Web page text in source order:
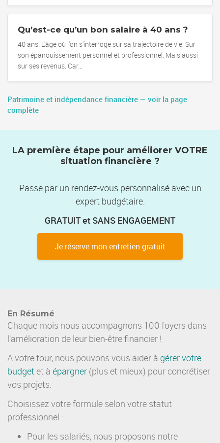
Qu’est-ce qu’un bon salaire à 40 ans ?
40 ans. L'âge où l'on s'interroge sur sa trajectoire de vie. Sur
son épanouissement personnel et professionnel. Mais aussi
sur ses revenus. Car…
Patrimoine et indépendance financière — voir la page
complète
LA première étape pour améliorer VOTRE
situation financière ?
Passe par un rendez-vous personnalisé avec un
expert budgétaire.
GRATUIT et SANS ENGAGEMENT
Je réserve mon entretien gratuit
En Résumé
Chaque mois nous accompagnons 100 foyers dans
l’amélioration de leur bien-être financier !
A votre tour, nous pouvons vous aider à gérer votre
budget et à épargner (plus et mieux) pour concrétiser
vos projets.
Choisissez votre formule selon votre statut
professionnel :
Pour les salariés, nous proposons notre